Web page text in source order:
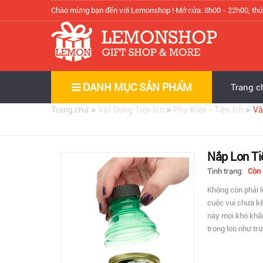
Chào mừng bạn đến với Lemonshop ! Mở cửa: 8h00 - 22h00,
DANH MỤC SẢN PHẨM Trang
Trang chủ > Vật Dụng Tiện Ích > Phụ Kiện - Tiện Ích >
Nắp Lon
Tình trạng: Còn
Không còn phải
cuộc vui chưa
này mọi khó
trong lon như